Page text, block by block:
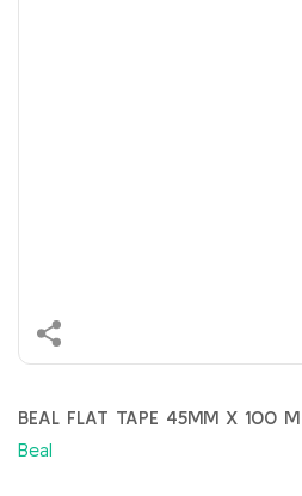
BEAL FLAT TAPE 45MM X 100 M
Beal